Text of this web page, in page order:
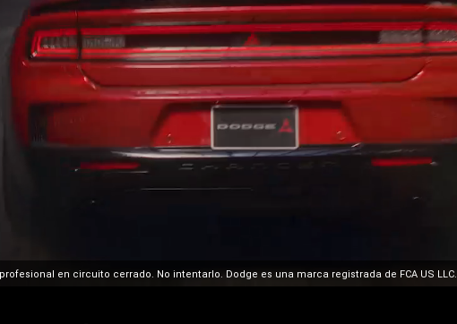
en circuito cerrado. No intentarlo. Dodge es una marca registrada de FCA US LLC.